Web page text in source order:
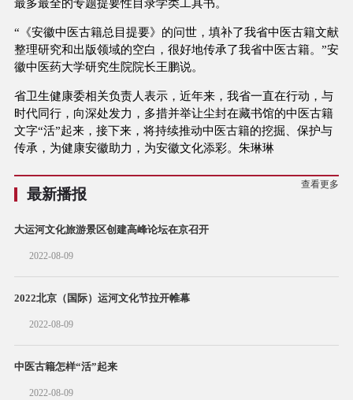
最多最全的专题提要性目录学类工具书。
“《安徽中医古籍总目提要》的问世，填补了我省中医古籍文献
整理研究和出版领域的空白，很好地传承了我省中医古籍。”安
徽中医药大学研究生院院长王鹏说。
省卫生健康委相关负责人表示，近年来，我省一直在行动，与
时代同行，向深处发力，多措并举让尘封在藏书馆的中医古籍
文字“活”起来，接下来，将持续推动中医古籍的挖掘、保护与
传承，为健康安徽助力，为安徽文化添彩。朱琳琳
最新播报
查看更多
大运河文化旅游景区创建高峰论坛在京召开
2022-08-09
2022北京（国际）运河文化节拉开帷幕
2022-08-09
中医古籍怎样“活”起来
2022-08-09